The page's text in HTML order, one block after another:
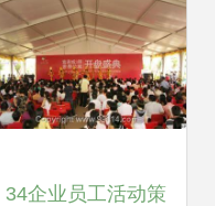
34企业员工活动策